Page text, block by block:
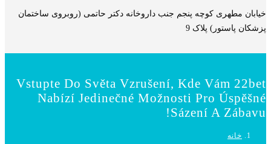
خیابان مطهری کوچه پنجم جنب داروخانه دکتر حاتمی (روبروی ساختمان
پزشکان پاستور) پلاک 9
Vstupte Do Světa Vzrušení, Kde Vám 22bet
Nabízí Jedinečné Možnosti Pro Úspěšné
Sázení A Zábavu!
خانه